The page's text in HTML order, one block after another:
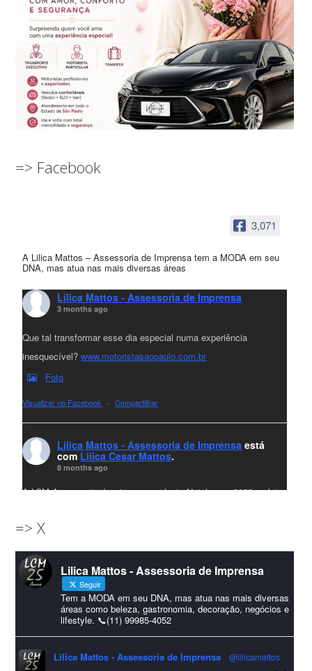
=> Facebook
3,071
A Lilica Mattos – Assessoria de Imprensa tem a MODA em seu
DNA, mas atua nas mais diversas áreas
Lilica Mattos - Assessoria de Imprensa
3 months ago
Que tal transformar esse dia especial numa experiência
inesquecível?www.motoristasaopaulo.com.br
Foto
Visualizar no Facebook · Compartilhar
Lilica Mattos - Assessoria de Imprensa está
com Lilica Cesar Mattos.
8 months ago
A LCM Assessoria deseja um excelente Natal e um 2026 repleto
amigos que sempre nos acompanham!🎄✨🥂❤️
#lcmassessoriassessoria#natal #merrychristmas #felizanonovo
#HappyNewYear
Foto
Visualizar no Facebook · Compartilhar
Lilica Mattos - Assessoria de Imprensa
=> X
Lilica Mattos - Assessoria de Imprensa
Seguir
Tem a MODA em seu DNA, mas atua nas mais diversas
áreas como beleza, gastronomia, decoração, negócios e
lifestyle. 📞(11) 99985-4052
Lilica Mattos - Assessoria de Imprensa
@lilicamattos